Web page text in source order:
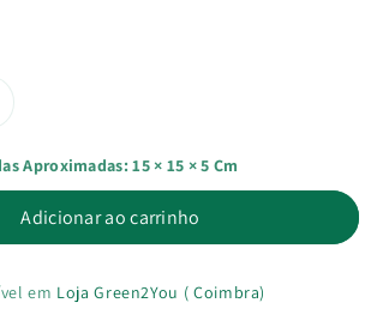
Aumentar
quantidade
Aproximadas: 15 × 15 × 5 Cm
Adicionar ao carrinho
em Loja Green2You ( Coimbra)